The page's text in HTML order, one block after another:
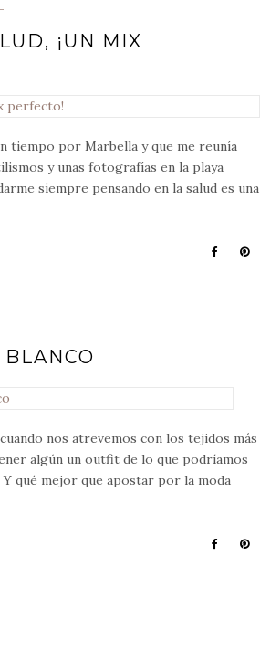
¡UN MIX
tiempo por Marbella y que me reunía
y unas fotografías en la playa
siempre pensando en la salud es una
nos atrevemos con los tejidos más
algún un outfit de lo que podríamos
qué mejor que apostar por la moda